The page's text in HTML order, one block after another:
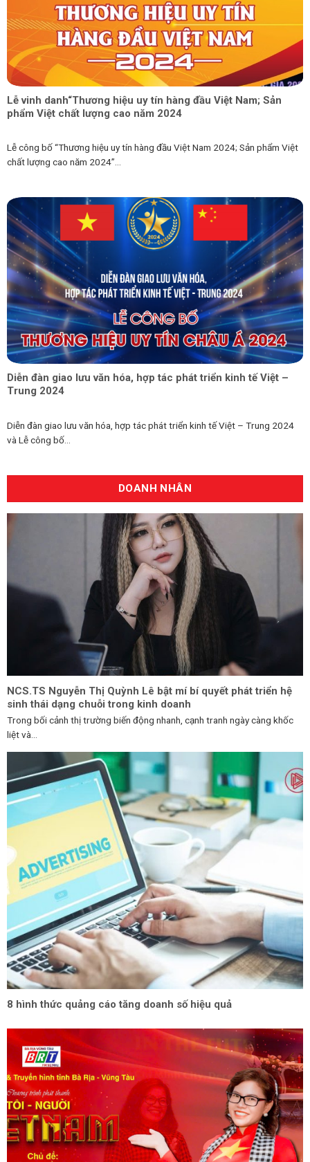
Lễ vinh danh“Thương hiệu uy tín hàng đầu Việt Nam; Sản
phẩm Việt chất lượng cao năm 2024
Lễ công bố “Thương hiệu uy tín hàng đầu Việt Nam 2024; Sản phẩm Việt
chất lượng cao năm 2024”...
Diễn đàn giao lưu văn hóa, hợp tác phát triển kinh tế Việt –
Trung 2024
Diễn đàn giao lưu văn hóa, hợp tác phát triển kinh tế Việt – Trung 2024
và Lễ công bố...
DOANH NHÂN
NCS.TS Nguyễn Thị Quỳnh Lê bật mí bí quyết phát triển hệ
sinh thái dạng chuỗi trong kinh doanh
Trong bối cảnh thị trường biến động nhanh, cạnh tranh ngày càng khốc
liệt và...
8 hình thức quảng cáo tăng doanh số hiệu quả